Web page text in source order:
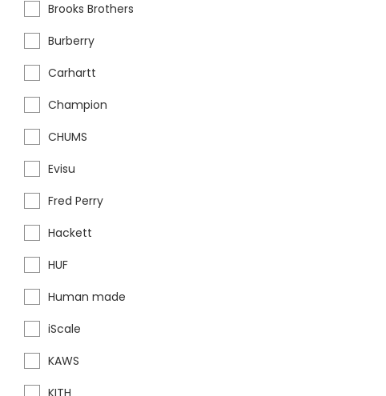
Brooks Brothers
Burberry
Carhartt
Champion
CHUMS
Evisu
Fred Perry
Hackett
HUF
Human made
iScale
KAWS